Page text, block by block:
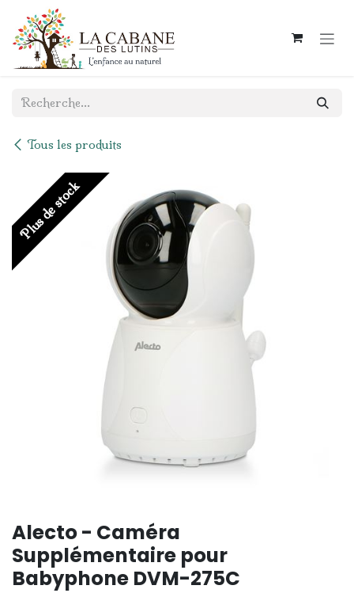
Se rendre au contenu
Tous les produits
Plus de stock
Alecto - Caméra
Supplémentaire pour
Babyphone DVM-275C